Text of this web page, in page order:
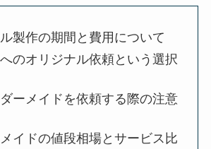
製作の期間と費用について
のオリジナル依頼という選択
ーメイドを依頼する際の注意
イドの値段相場とサービス比